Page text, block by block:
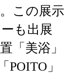
この展示
も出展
「美浴」
」